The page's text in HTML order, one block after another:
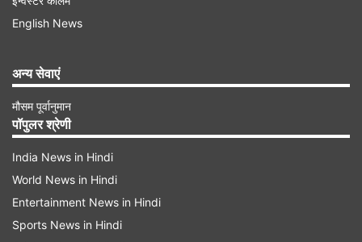
किए जाएंगे।
होंगे। उन्होंने कहा कि सभी राज्यों और केंद्र शासित प्रदेशों
से क्लस्टर दृष्टिकोण सहित ड्राइविंग प्रशिक्षण एवं अनुसंधान
संस्थान (आईडीटीआर), क्षेत्रीय ड्राइविंग प्रशिक्षण केंद्र
(आरडीटीसी) और ड्राइविंग प्रशिक्षण केंद्र (डीटीसी) की
स्थापना के लिए उपयुक्त प्रस्ताव भेजने का अनुरोध किया
गया है। गडकरी ने कहा कि हर साल सड़क दुर्घटनाओं के
कारण लगभग 1.8 लाख लोग मरते हैं और उनमें से कई
English News
अन्य सेवाएं
मौसम पूर्वानुमान
पॉपुलर श्रेणी
India News in Hindi
World News in Hindi
Entertainment News in Hindi
Sports News in Hindi